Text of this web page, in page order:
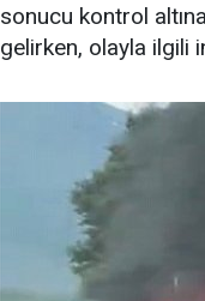
sonucu kontrol
gelirken, olayla ilgili